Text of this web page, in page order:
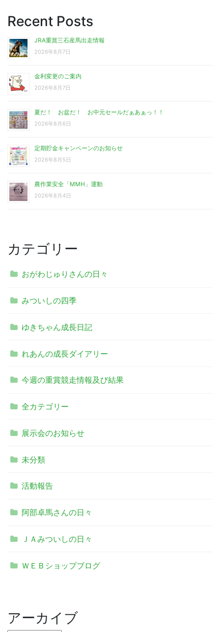
Recent Posts
JRA重賞三石産馬出走情報
2026年8月7日
金利変更のご案内
2026年8月7日
夏だ！ お盆だ！ お中元セールだぁあぁっ！！
2026年8月6日
定期貯金キャンペーンのお知らせ
2026年8月5日
農作業安全「MMH」運動
2026年8月4日
カテゴリー
おがわじゅりさんの日々
みついしの四季
ゆきちゃん成長日記
れあんの成長ダイアリー
今週の重賞競走情報及び結果
全カテゴリー
展示会のお知らせ
未分類
活動報告
阿部卓馬さんの日々
ＪＡみついしの日々
ＷＥＢショップブログ
アーカイブ